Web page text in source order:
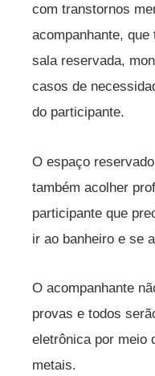
com transtornos
acompanhante,
sala reservada,
casos de
do participante.
O espaço
também acolher
participante que
ir ao banheiro e se
O acompanhante
provas e todos
eletrônica por meio
metais.